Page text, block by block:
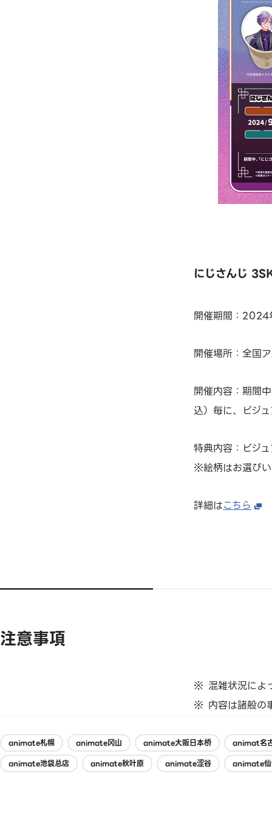
にじさんじ
開催期間：
開催場所：全国
開催内容：期間
込）毎に、ビジ
特典内容：ビジ
※絵柄はお選び
詳細はこちら
注意事項
混雑状況によ
内容は諸般の
animate札幌 animate冈山 animate大阪日本桥
animat名
animate池袋总店
animate秋叶原 animate涩谷 animate